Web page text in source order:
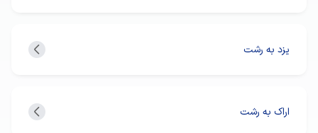
یزد به رشت
اراک به رشت